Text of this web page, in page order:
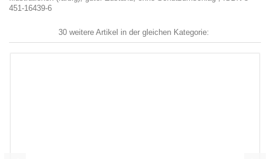
451-16439-6
30 weitere Artikel in der gleichen Kategorie: